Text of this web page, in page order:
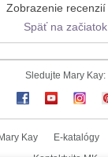
Zobrazenie recenzií
Späť na začiatok
Sledujte Mary Kay:
Kay E-katalógy